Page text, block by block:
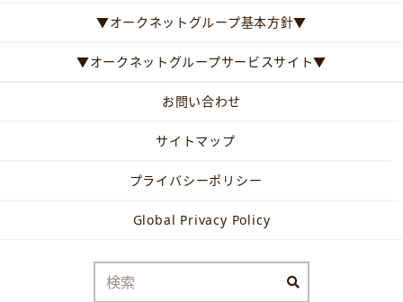
▼オークネットグループ基本方針▼
▼オークネットグループサービスサイト▼
お問い合わせ
サイトマップ
プライバシーポリシー
Global Privacy Policy